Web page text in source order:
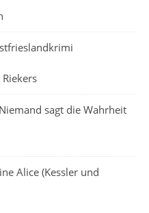
sagt die Wahrheit
Alice (Kessler und